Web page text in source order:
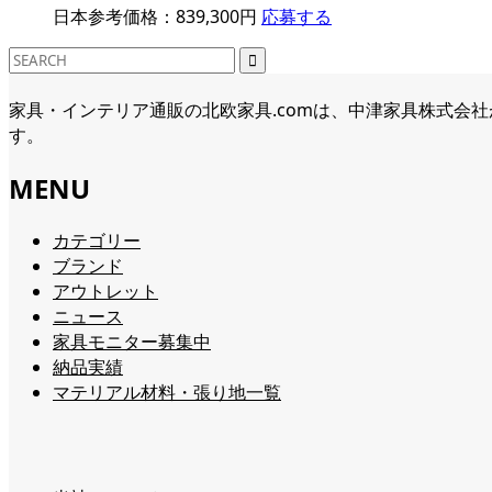
日本参考価格：839,300円 応募する
家具・インテリア通販の北欧家具.comは、中津家具株式会
す。
MENU
カテゴリー
ブランド
アウトレット
ニュース
家具モニター募集中
納品実績
マテリアル材料・張り地一覧